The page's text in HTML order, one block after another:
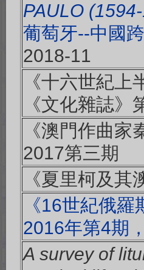
PAULO
葡萄牙--中國
2018-11
《十六世紀
《文化雜誌
《澳門作曲
2017第三期
《夏里柯及
《16世紀俄
2016年第4期
A survey of